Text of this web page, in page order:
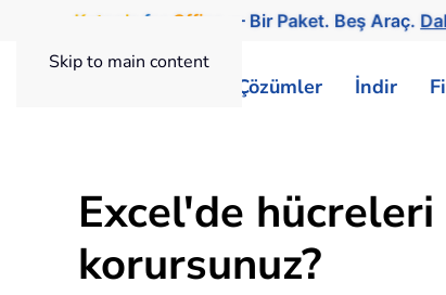
Skip to main content
Kutools for Office — Bir Paket. Beş Araç.
Çözümler İndir
Excel'de
korursunuz?